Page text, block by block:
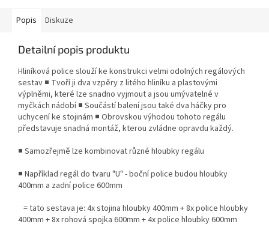
Popis Diskuze
Detailní popis produktu
Hliníková police slouží ke konstrukci velmi odolných regálových
sestav ■ Tvoří ji dva vzpěry z litého hliníku a plastovými
výplněmi, které lze snadno vyjmout a jsou umývatelné v
myčkách nádobí ■ Součástí balení jsou také dva háčky pro
uchycení ke stojinám ■ Obrovskou výhodou tohoto regálu
představuje snadná montáž, kterou zvládne opravdu každý.
■ Samozřejmě lze kombinovat různé hloubky regálu
■ Například regál do tvaru "U" - boční police budou hloubky
400mm a zadní police 600mm
= tato sestava je: 4x stojina hloubky 400mm + 8x police hloubky
400mm + 8x rohová spojka 600mm + 4x police hloubky 600mm